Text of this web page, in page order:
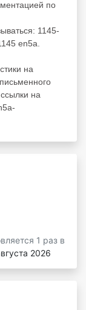
по
1145-
en5a.
на
на
1 раз в
2026